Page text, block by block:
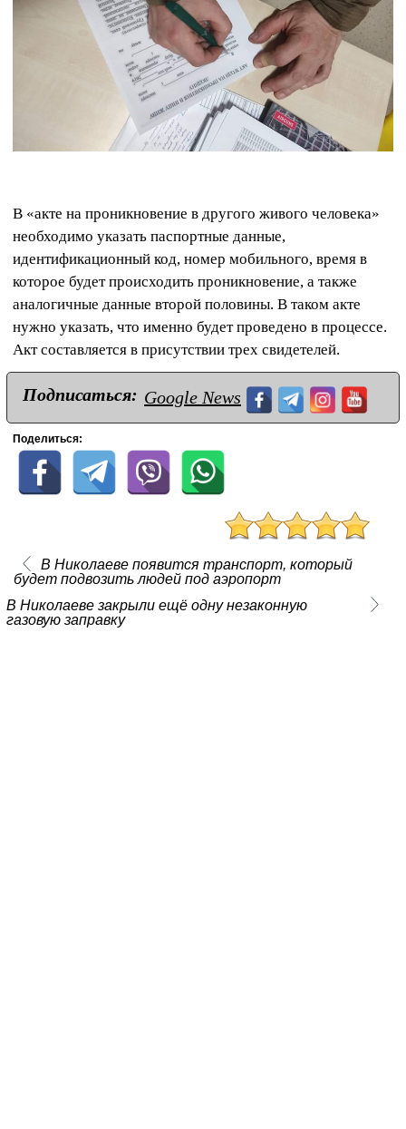
В «акте на проникновение в другого живого человека»
необходимо указать паспортные данные,
идентификационный код, номер мобильного, время в
которое будет происходить проникновение, а также
аналогичные данные второй половины. В таком акте
нужно указать, что именно будет проведено в процессе.
Акт составляется в присутствии трех свидетелей.
Подписаться: Google News
Поделиться:
В Николаеве появится транспорт, который
будет подвозить людей под аэропорт
В Николаеве закрыли ещё одну незаконную
газовую заправку